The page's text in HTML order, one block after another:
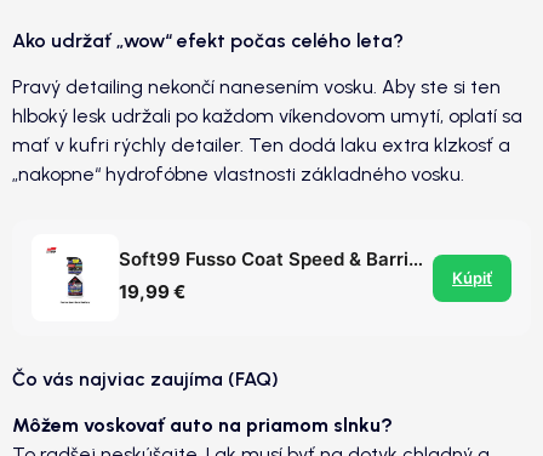
Ako udržať „wow“ efekt počas celého leta?
Pravý detailing nekončí nanesením vosku. Aby ste si ten
hlboký lesk udržali po každom víkendovom umytí, oplatí sa
mať v kufri rýchly detailer. Ten dodá laku extra klzkosť a
„nakopne“ hydrofóbne vlastnosti základného vosku.
Soft99 Fusso Coat Speed & Barrier - excelentný quick detailer
19,99 €
Kúpiť
Čo vás najviac zaujíma (FAQ)
Môžem voskovať auto na priamom slnku?